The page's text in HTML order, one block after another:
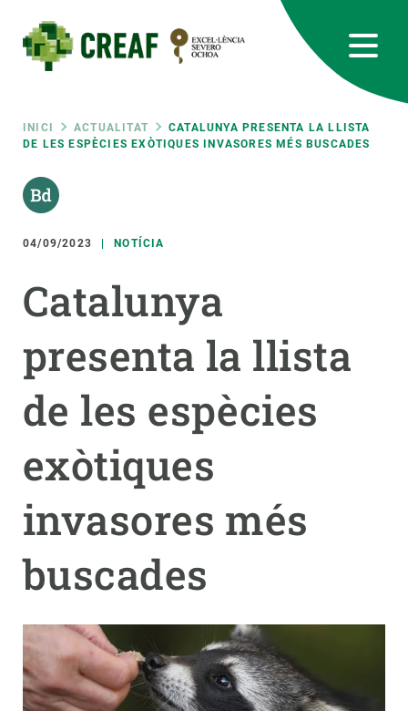
contingut
Fil
d'ariadna
INICI ACTUALITAT
CATALUNYA PRESENTA LA LLISTA
DE LES ESPÈCIES EXÒTIQUES INVASORES MÉS BUSCADES
04/09/2023 NOTÍCIA
Catalunya
presenta la llista
de les espècies
exòtiques
invasores més
buscades
RRSS
Featured
responsive
INTRANET
Responsive
menu
RECERCA
CIÈNCIA EN ACCIÓ
UNEIX-TE A NOSALTRES
PARTICIPA